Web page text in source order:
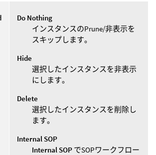
Do Nothing
インスタンスのPrune/非表示を
スキップします。
Hide
選択したインスタンスを非表示
にします。
Delete
選択したインスタンスを削除し
ます。
Internal SOP
Internal SOP でSOPワークフロー